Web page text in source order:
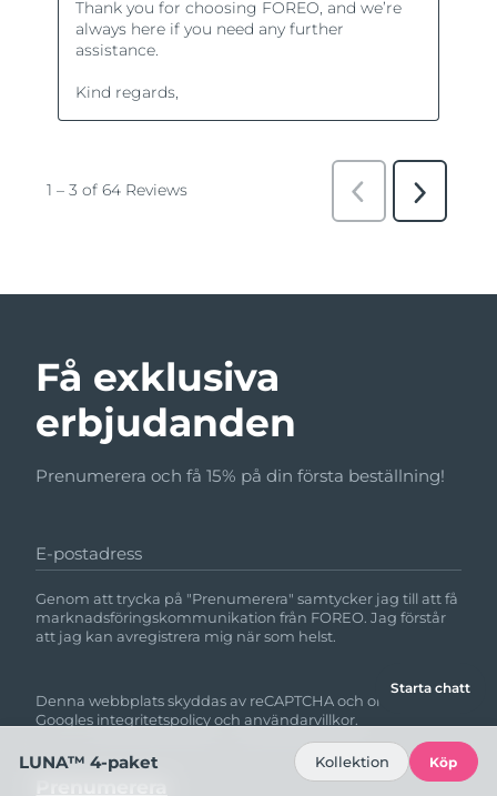
Få exklusiva
erbjudanden
Prenumerera och få 15% på din första beställning!
E-postadress
Genom att trycka på "Prenumerera" samtycker jag till att få
marknadsföringskommunikation från FOREO. Jag förstår
att jag kan avregistrera mig när som helst.
Denna webbplats skyddas av reCAPTCHA och omfattas av
Googles integritetspolicyoch användarvillkor.
Starta chatt
LUNA™ 4-paket Kollektion Köp